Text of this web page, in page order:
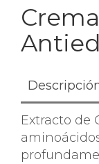
Extracto de